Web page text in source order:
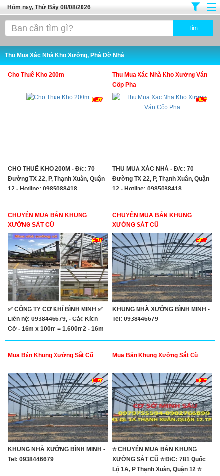
Hôm nay, Thứ Bảy 08/08/2026
Trang chủ
Ô Tô Xe Máy
Đồ Dùng Nội Ngoại Thất
Việc Làm
Dịch Vụ
Xây Dựng
Tổng Hợp
Thu Mua Xác Nhà Kho Xưởng, Phá Dỡ Nhà
Cho Thuê Kho 200m
CHO THUÊ KHO 200M - Đ/c: 70
Đường TX 22, P, Thạnh Xuân, Quận
12 - Hotline: 0985088418
Thu Mua Xác Nhà Kho Xưởng Ván
Cốp Pha
THU MUA XÁC NHÀ - Đ/c: 70
Đường TX 22, P, Thạnh Xuân, Quận
12 - Hotline: 0985088418
CHUYÊN MUA BÁN KHUNG
XƯỞNG SẮT CŨ
✅ CÔNG TY CƠ KHÍ BÌNH MINH ✅
Liên hệ: 0938446679, - Các Kích
Cỡ - 16m x 100m = 1.600m2 - 16m
x 50m = 800m2 - 32m x 100m =
30mx100m=3.000m2 -
18mx100m=1.800m2
CHUYÊN MUA BÁN KHUNG
XƯỞNG SẮT CŨ
KHUNG NHÀ XƯỞNG BÌNH MINH -
Tel: 0938446679
Mua Bán Khung Xưởng Sắt Cũ
KHUNG NHÀ XƯỞNG BÌNH MINH -
Tel: 0938446679
Mua Bán Khung Xưởng Sắt Cũ
⭐ CHUYÊN MUA BÁN KHUNG
XƯỞNG SẮT CŨ ⭐ Đ/C: 781 Quốc
Lộ 1A, P Thạnh Xuân, Quận 12 ⭐